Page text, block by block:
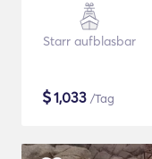
Starr aufblasbar
$1,033 /Tag